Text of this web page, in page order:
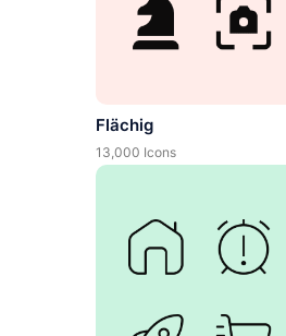
Flächig
13,000 Icons